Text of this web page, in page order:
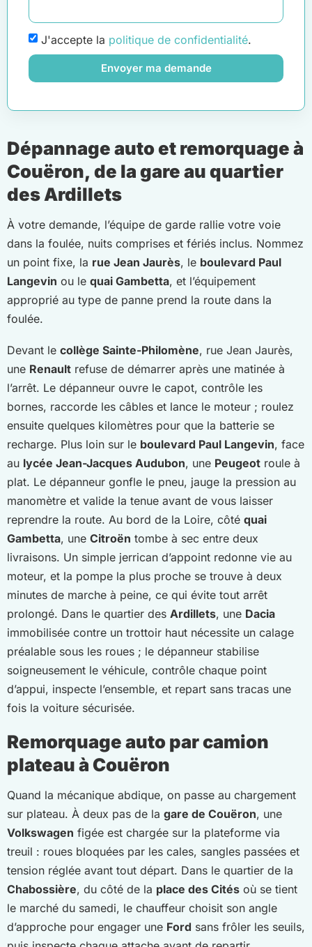
J'accepte la politique de confidentialité.
Envoyer ma demande
Dépannage auto et remorquage à
Couëron, de la gare au quartier
des Ardillets
À votre demande, l’équipe de garde rallie votre voie
dans la foulée, nuits comprises et fériés inclus. Nommez
un point fixe, la rue Jean Jaurès, le boulevard Paul
Langevin ou le quai Gambetta, et l’équipement
approprié au type de panne prend la route dans la
foulée.
Devant le collège Sainte-Philomène, rue Jean Jaurès,
une Renault refuse de démarrer après une matinée à
l’arrêt. Le dépanneur ouvre le capot, contrôle les
bornes, raccorde les câbles et lance le moteur ; roulez
ensuite quelques kilomètres pour que la batterie se
recharge. Plus loin sur le boulevard Paul Langevin, face
au lycée Jean-Jacques Audubon, une Peugeot roule à
plat. Le dépanneur gonfle le pneu, jauge la pression au
manomètre et valide la tenue avant de vous laisser
reprendre la route. Au bord de la Loire, côté quai
Gambetta, une Citroën tombe à sec entre deux
livraisons. Un simple jerrican d’appoint redonne vie au
moteur, et la pompe la plus proche se trouve à deux
minutes de marche à peine, ce qui évite tout arrêt
prolongé. Dans le quartier des Ardillets, une Dacia
immobilisée contre un trottoir haut nécessite un calage
préalable sous les roues ; le dépanneur stabilise
soigneusement le véhicule, contrôle chaque point
d’appui, inspecte l’ensemble, et repart sans tracas une
fois la voiture sécurisée.
Remorquage auto par camion
plateau à Couëron
Quand la mécanique abdique, on passe au chargement
sur plateau. À deux pas de la gare de Couëron, une
Volkswagen figée est chargée sur la plateforme via
treuil : roues bloquées par les cales, sangles passées et
tension réglée avant tout départ. Dans le quartier de la
Chabossière, du côté de la place des Cités où se tient
le marché du samedi, le chauffeur choisit son angle
d’approche pour engager une Ford sans frôler les seuils,